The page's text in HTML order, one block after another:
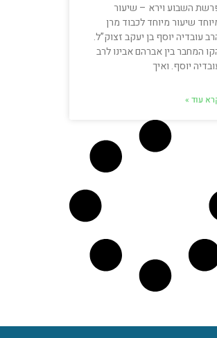
השבוע וירא – שיעור
שיעור מיוחד לכבוד מרן
עובדיה יוסף בן יעקב זצוק”ל.
המחבר בין אברהם אבינו לרב
יוסף. ואיך
עוד »